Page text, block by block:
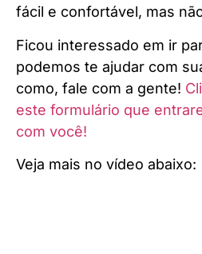
fácil e confortável, mas
Ficou interessado em ir
podemos te ajudar com
como, fale com a gente!
este formulário que
com você!
Veja mais no vídeo abaixo: